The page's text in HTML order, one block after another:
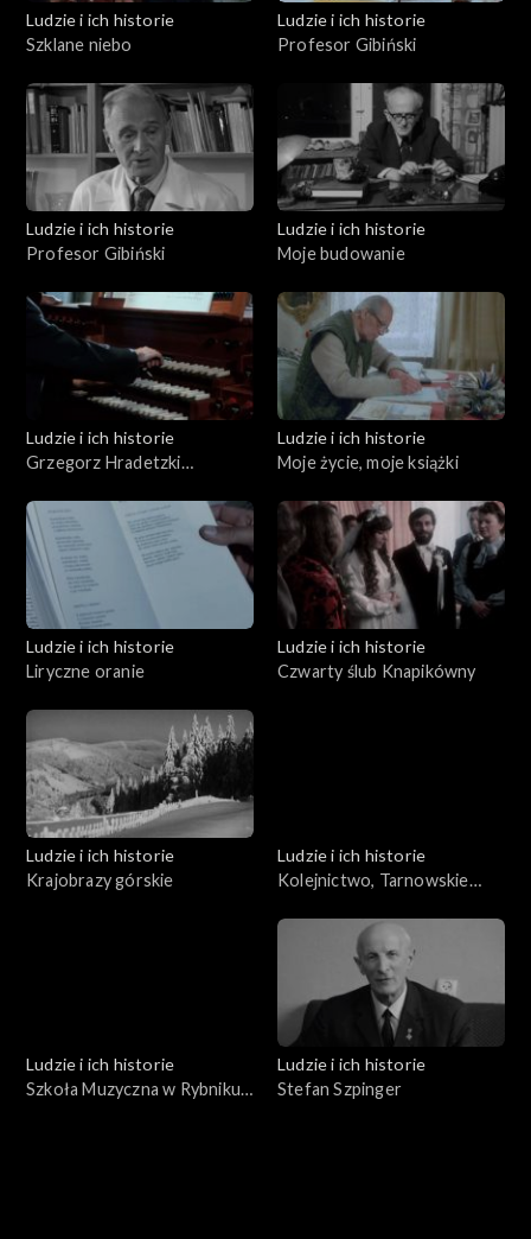
Ludzie i ich historie
Szklane niebo
Ludzie i ich historie
Profesor Gibiński
Ludzie i ich historie
Profesor Gibiński
Ludzie i ich historie
Moje budowanie
Ludzie i ich historie
Grzegorz Hradetzki
Ludzie i ich historie
Moje życie, moje książki
Ludzie i ich historie
Liryczne oranie
Ludzie i ich historie
Czwarty ślub Knapikówny
Ludzie i ich historie
Krajobrazy górskie
Ludzie i ich historie
Kolejnictwo, Tarnowskie
Ludzie i ich historie
Szkoła Muzyczna w Rybniku
Ludzie i ich historie
Stefan Szpinger